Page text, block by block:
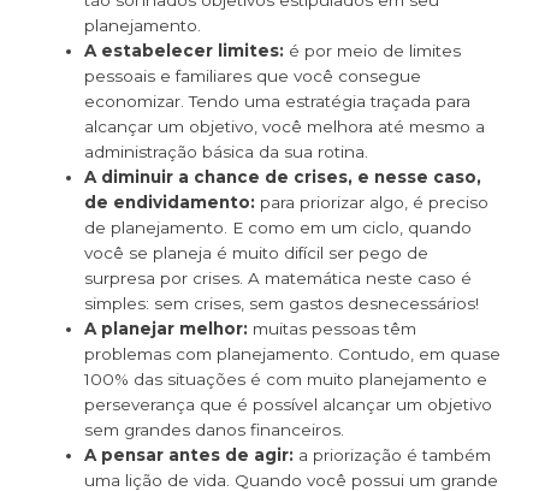
planejamento.
A estabelecer limites: é por meio de limites
pessoais e familiares que você consegue
economizar. Tendo uma estratégia traçada para
alcançar um objetivo, você melhora até mesmo a
administração básica da sua rotina.
A diminuir a chance de crises, e nesse caso,
de endividamento: para priorizar algo, é preciso
de planejamento. E como em um ciclo, quando
você se planeja é muito difícil ser pego de
surpresa por crises. A matemática neste caso é
simples: sem crises, sem gastos desnecessários!
A planejar melhor: muitas pessoas têm
problemas com planejamento. Contudo, em quase
100% das situações é com muito planejamento e
perseverança que é possível alcançar um objetivo
sem grandes danos financeiros.
A pensar antes de agir: a priorização é também
uma lição de vida. Quando você possui um grande